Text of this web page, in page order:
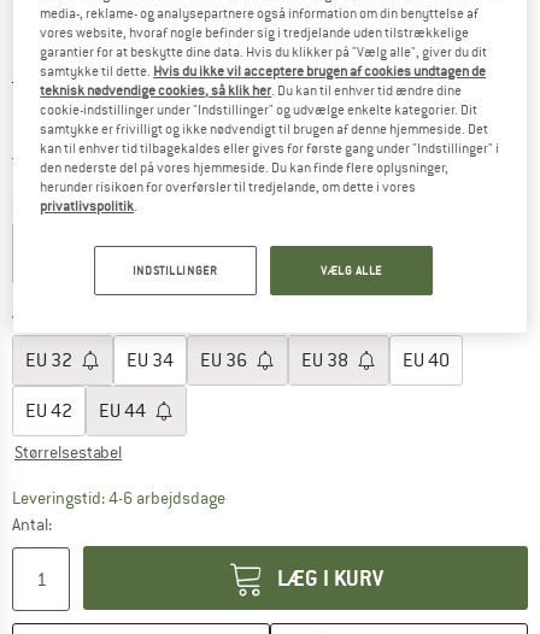
Original pris :
374,95€
Pris:
149,98€ inkl. moms.
KR1.121,18
Gratis forsendelse(DK)Danmark. Oplysninger om
Farve:White
60%
Vælg en størrelse:
EU 32 EU 34 EU 36 EU 38 EU 40
EU 42 EU 44
Størrelsestabel
Leveringstid: 4-6 arbejdsdageLinket åbnes i en infoboks og indeholder
Antal:
LÆG I KURV
media-, reklame- og analysepartnere også information om din benyttelse af
vores website, hvoraf nogle befinder sig i tredjelande uden tilstrækkelige
garantier for at beskytte dine data. Hvis du klikker på "Vælg alle", giver du dit
samtykke til dette. Hvis du ikke vil acceptere brugen af cookies undtagen de
teknisk nødvendige cookies, så klik her. Du kan til enhver tid ændre dine
cookie-indstillinger under "Indstillinger" og udvælge enkelte kategorier. Dit
samtykke er frivilligt og ikke nødvendigt til brugen af denne hjemmeside. Det
kan til enhver tid tilbagekaldes eller gives for første gang under "Indstillinger" i
den nederste del på vores hjemmeside. Du kan finde flere oplysninger,
herunder risikoen for overførsler til tredjelande, om dette i vores
privatlivspolitik.
INDSTILLINGER VÆLG ALLE